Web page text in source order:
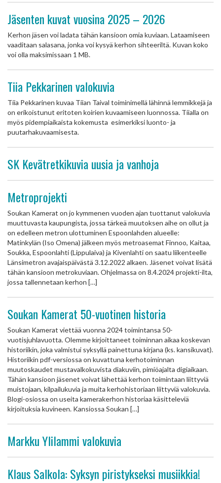
Jäsenten kuvat vuosina 2025 – 2026
Kerhon jäsen voi ladata tähän kansioon omia kuviaan. Lataamiseen
vaaditaan salasana, jonka voi kysyä kerhon sihteeriltä. Kuvan koko
voi olla maksimissaan 1 MB.
Tiia Pekkarinen valokuvia
Tiia Pekkarinen kuvaa Tiian Taival toiminimellä lähinnä lemmikkejä ja
on erikoistunut eritoten koirien kuvaamiseen luonnossa. Tiialla on
myös pidempiaikaista kokemusta esimerkiksi luonto- ja
puutarhakuvaamisesta.
SK Kevätretkikuvia uusia ja vanhoja
Metroprojekti
Soukan Kamerat on jo kymmenen vuoden ajan tuottanut valokuvia
muuttuvasta kaupungista, jossa tärkeä muutoksen aihe on ollut ja
on edelleen metron ulottuminen Espoonlahden alueelle:
Matinkylän (Iso Omena) jälkeen myös metroasemat Finnoo, Kaitaa,
Soukka, Espoonlahti (Lippulaiva) ja Kivenlahti on saatu liikenteelle
Länsimetron avajaispäivästä 3.12.2022 alkaen. Jäsenet voivat lisätä
tähän kansioon metrokuviaan. Ohjelmassa on 8.4.2024 projekti-ilta,
jossa tallennetaan kerhon […]
Soukan Kamerat 50-vuotinen historia
Soukan Kamerat viettää vuonna 2024 toimintansa 50-
vuotisjuhlavuotta. Olemme kirjoittaneet toiminnan aikaa koskevan
historiikin, joka valmistui syksyllä painettuna kirjana (ks. kansikuvat).
Historiikin pdf-versiossa on kuvattuna kerhotoiminnan
muutoskaudet mustavalkokuvista diakuviin, pimiöajalta digiaikaan.
Tähän kansioon jäsenet voivat lähettää kerhon toimintaan liittyviä
muistojaan, kilpailukuvia ja muita kerhohistoriaan liittyviä valokuvia.
Blogi-osiossa on useita kamerakerhon historiaa käsitteleviä
kirjoituksia kuvineen. Kansiossa Soukan […]
Markku Ylilammi valokuvia
Klaus Salkola: Syksyn piristykseksi musiikkia!